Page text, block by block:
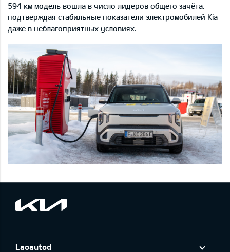
594 км модель вошла в число лидеров общего зачёта,
подтверждая стабильные показатели электромобилей Kia
даже в неблагоприятных условиях.
Laoautod